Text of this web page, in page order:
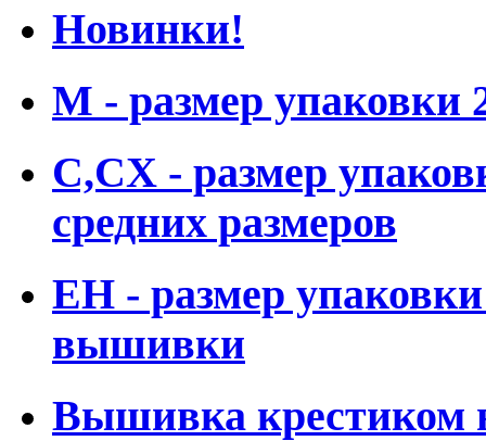
Новинки!
M - размер
С,CX - размер
средних размеров
ЕН - размер
вышивки
Вышивка крестиком